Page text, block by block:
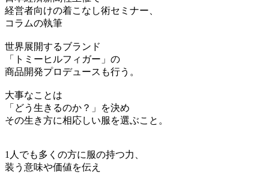
経営者向けの着こなし術セミナー、
コラムの執筆
世界展開するブランド
「トミーヒルフィガー」の
商品開発プロデュースも行う。
大事なことは
「どう生きるのか？」を決め
その生き方に相応しい服を選ぶこと。
1人でも多くの方に服の持つ力、
装う意味や価値を伝え